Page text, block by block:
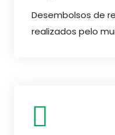
Desembolsos de
realizados pelo